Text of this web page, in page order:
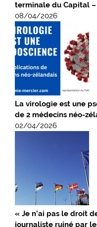
terminale du Capital –
08/04/2026
La virologie est une
de 2 médecins néo-
02/04/2026
« Je n’ai pas le droit
journaliste ruiné par